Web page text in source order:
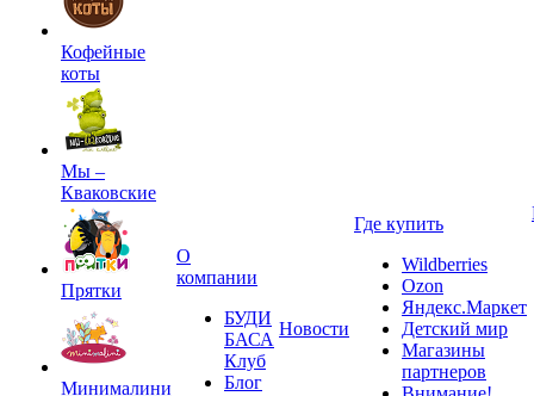
Кофейные
коты
Мы –
Кваковские
Прятки
Минималини
О
компании
БУДИ
БАСА
Клуб
Блог
Новости
Где купить
Wildberries
Ozon
Яндекс.Маркет
Детский мир
Магазины
партнеров